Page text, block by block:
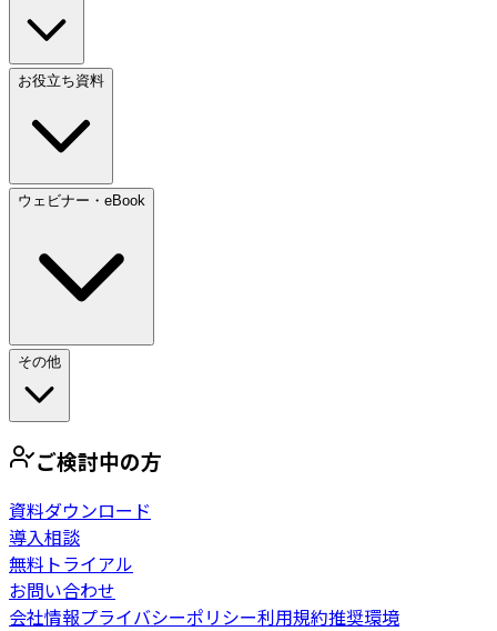
お役立ち資料
ウェビナー・eBook
その他
ご検討中の方
資料ダウンロード
導入相談
無料トライアル
お問い合わせ
会社情報プライバシーポリシー利用規約推奨環境